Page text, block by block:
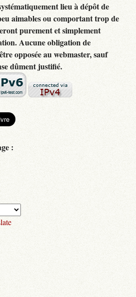
lieu à dépôt de
aimables ou comportant trop de
purement et simplement
Aucune obligation de
opposée au webmaster, sauf
dûment justifié.
: